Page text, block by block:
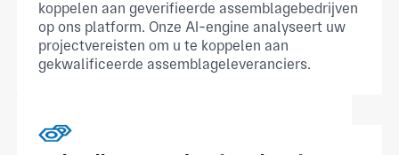
koppelen aan geverifieerde assemblagebedrijven
op ons platform. Onze AI-engine analyseert uw
projectvereisten om u te koppelen aan
gekwalificeerde assemblageleveranciers.